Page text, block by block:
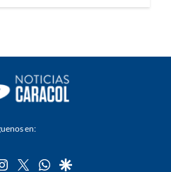
en:
instagram
twitterwhatsapp
google